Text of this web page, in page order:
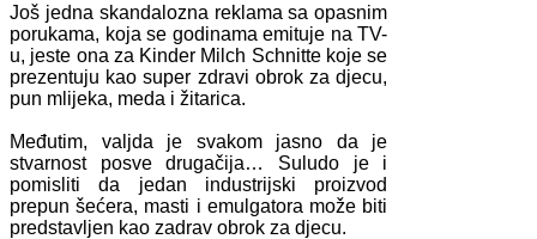
Još jedna skandalozna reklama sa opasnim
porukama, koja se godinama emituje na TV-
u, jeste ona za Kinder Milch Schnitte koje se
prezentuju kao super zdravi obrok za djecu,
pun mlijeka, meda i žitarica.
Međutim, valjda je svakom jasno da je
stvarnost posve drugačija… Suludo je i
pomisliti da jedan industrijski proizvod
prepun šećera, masti i emulgatora može biti
predstavljen kao zadrav obrok za djecu.